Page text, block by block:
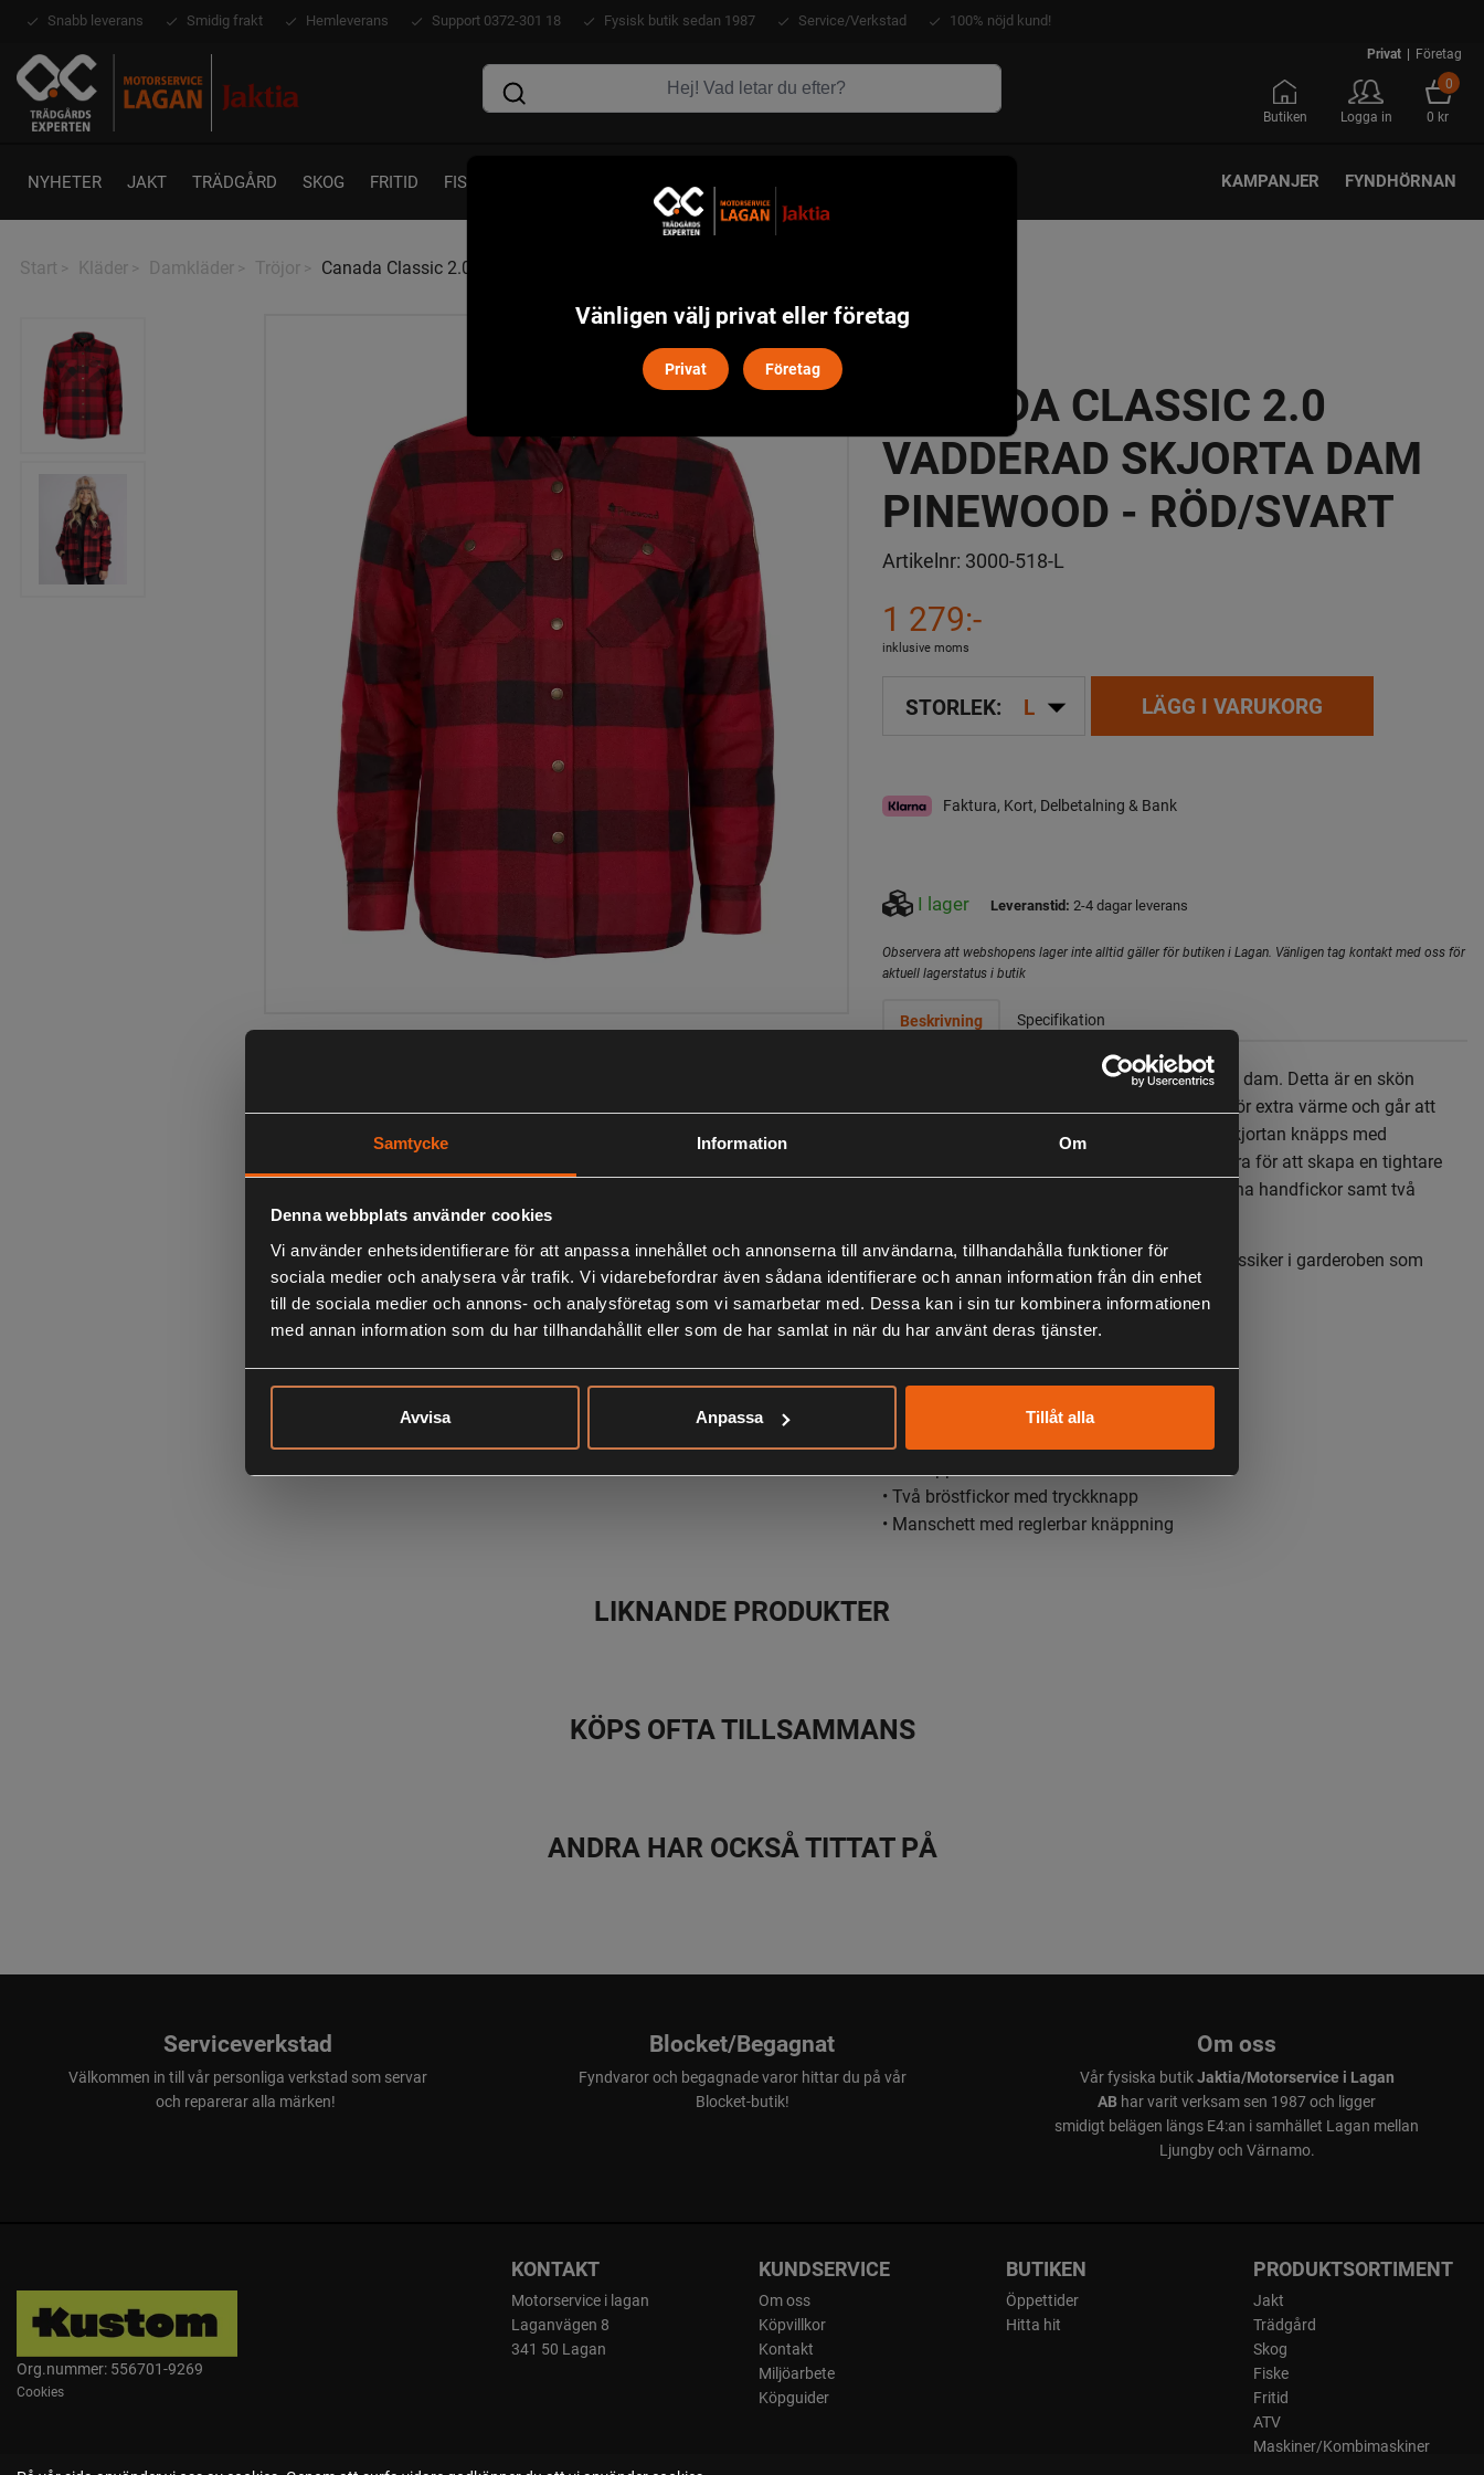
Samtycke Information Om
Denna webbplats använder cookies
Vi använder enhetsidentifierare för att anpassa innehållet och annonserna till användarna, tillhandahålla funktioner för
sociala medier och analysera vår trafik. Vi vidarebefordrar även sådana identifierare och annan information från din enhet
till de sociala medier och annons- och analysföretag som vi samarbetar med. Dessa kan i sin tur kombinera informationen
med annan information som du har tillhandahållit eller som de har samlat in när du har använt deras tjänster.
Avvisa Anpassa Tillåt alla
Snabb leverans Smidig frakt Hemleverans Support 0372-301 18 Fysisk butik sedan 1987 Service/Verkstad 100% nöjd kund!
Privat | Företag
Butiken Logga in
0
0 kr
NYHETER JAKT TRÄDGÅRD SKOG FRITID FISKE KAMPANJER FYNDHÖRNAN
Start > Kläder > Damkläder > Tröjor > Canada Classic 2.0 Vadderad Skjorta Dam Pinewood - Röd/Svart
CANADA CLASSIC 2.0
VADDERAD SKJORTA DAM
PINEWOOD - RÖD/SVART
Artikelnr: 3000-518-L
1 279:-
inklusive moms
STORLEK: L arrow_drop_down LÄGG I VARUKORG
Faktura, Kort, Delbetalning & Bank
I lager Leveranstid: 2-4 dagar leverans
Observera att webshopens lager inte alltid gäller för butiken i Lagan. Vänligen tag kontakt med oss för
aktuell lagerstatus i butik
Beskrivning Specifikation
Vår klassiska Canadaskjorta finns äntligen till dam. Detta är en skön
flanellskjorta i mjuk ullmix. Den är vadderad för extra värme och går att
bära både som jacka och som mellanlager. Skjortan knäpps med
tryckknappar och manschetterna går att reglera för att skapa en tightare
passform kring handlederna. Den har två öppna handfickor samt två
Med sin snygga, tidlösa design är detta en klassiker i garderoben som
passar till många tillfällen.
• Vaddering för extra värme
• Normal passform
• Material av ullmix
• Två bröstfickor med tryckknapp
• Manschett med reglerbar knäppning
LIKNANDE PRODUKTER
KÖPS OFTA TILLSAMMANS
ANDRA HAR OCKSÅ TITTAT PÅ
Serviceverkstad
Välkommen in till vår personliga verkstad som servar
och reparerar alla märken!
Blocket/Begagnat
Fyndvaror och begagnade varor hittar du på vår
Blocket-butik!
Om oss
Vår fysiska butikJaktia/Motorservice i Lagan
AB har varit verksam sen 1987 och ligger
smidigt belägen längs E4:an i samhället Lagan mellan
Ljungby och Värnamo.
Org.nummer: 556701-9269
Cookies
KONTAKT
Motorservice i lagan
Laganvägen 8
341 50 Lagan
KUNDSERVICE
Om oss
Köpvillkor
Kontakt
Miljöarbete
Köpguider
BUTIKEN
Öppettider
Hitta hit
PRODUKTSORTIMENT
Jakt
Trädgård
Skog
Fiske
Fritid
ATV
Maskiner/Kombimaskiner
Vänligen välj privat eller företag
Privat Företag